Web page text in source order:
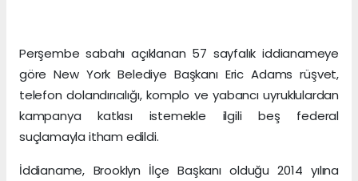
Perşembe sabahı açıklanan 57 sayfalık iddianameye
göre New York Belediye Başkanı Eric Adams rüşvet,
telefon dolandırıcılığı, komplo ve yabancı uyruklulardan
kampanya katkısı istemekle ilgili beş federal
suçlamayla itham edildi.
İddianame, Brooklyn İlçe Başkanı olduğu 2014 yılına